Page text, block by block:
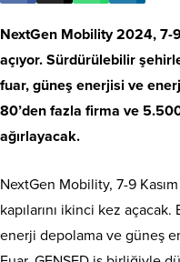
NextGen Mobility 2024, 7-9
açıyor. Sürdürülebilir
fuar, güneş enerjisi ve
80’den fazla firma ve
ağırlayacak.
NextGen Mobility, 7-9
kapılarını ikinci kez
enerji depolama ve güneş